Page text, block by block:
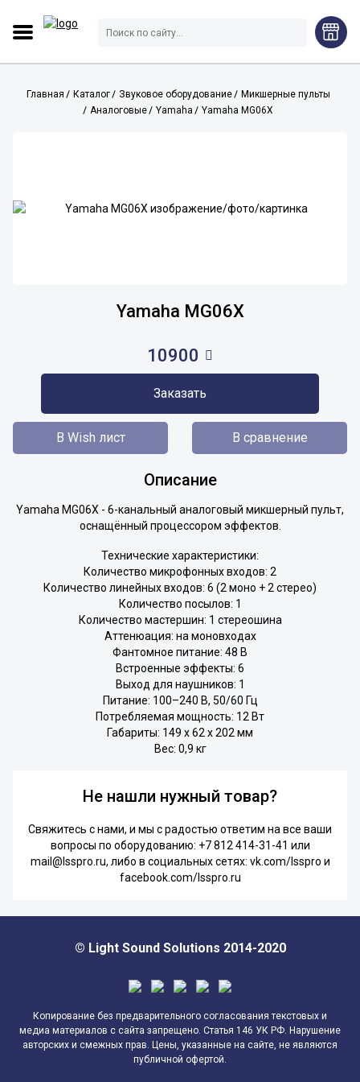
Главная Каталог Звуковое оборудование
Микшерные пульты
Аналоговые
Yamaha Yamaha MG06X
Yamaha MG06X
10900
Заказать
В Wish лист В сравнение
Описание
Yamaha MG06X - 6-канальный аналоговый микшерный пульт,
оснащённый процессором эффектов.
Технические характеристики:
Количество микрофонных входов: 2
Количество линейных входов: 6 (2 моно + 2 стерео)
Количество посылов: 1
Количество мастершин: 1 стереошина
Аттенюация: на моновходах
Фантомное питание: 48 В
Встроенные эффекты: 6
Выход для наушников: 1
Питание: 100–240 В, 50/60 Гц
Потребляемая мощность: 12 Вт
Габариты: 149 x 62 x 202 мм
Вес: 0,9 кг
Не нашли нужный товар?
Свяжитесь с нами, и мы с радостью ответим на все ваши
вопросы по оборудованию: +7 812 414-31-41 или
mail@lsspro.ru, либо в социальных сетях: vk.com/lsspro и
facebook.com/lsspro.ru
© Light Sound Solutions 2014-2020
Копирование без предварительного согласования текстовых и
медиа материалов с сайта запрещено. Статья 146 УК РФ. Нарушение
авторских и смежных прав. Цены, указанные на сайте, не являются
публичной офертой.